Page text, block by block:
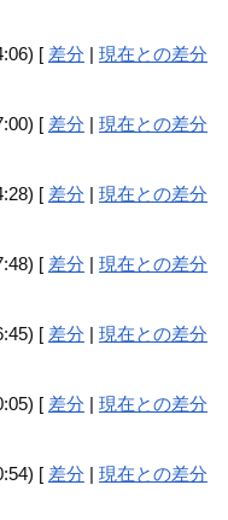
[ 差分 |現在との差分
[ 差分 |現在との差分
[ 差分 |現在との差分
[ 差分 |現在との差分
[ 差分 |現在との差分
[ 差分 |現在との差分
[ 差分 |現在との差分